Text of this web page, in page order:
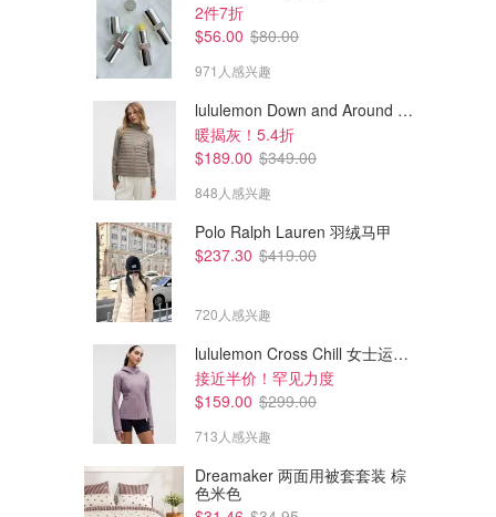
2件7折
$56.00 $80.00
971人感兴趣
lululemon Down and Around 羽绒夹克
暖揭灰！5.4折
$189.00 $349.00
848人感兴趣
Polo Ralph Lauren 羽绒马甲
$237.30 $419.00
720人感兴趣
lululemon Cross Chill 女士运动外套
接近半价！罕见力度
$159.00 $299.00
713人感兴趣
Dreamaker 两面用被套套装 棕
色米色